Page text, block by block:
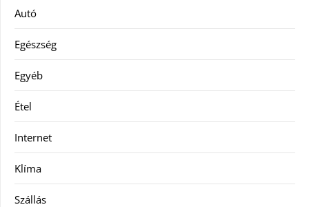
Autó
Egészség
Egyéb
Étel
Internet
Klíma
Szállás